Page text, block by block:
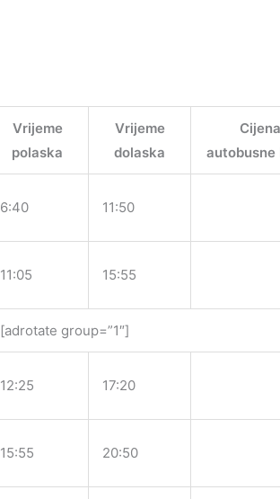
Vrijeme
polaska
Vrijeme
dolaska
Cijena
autobusne
6:40 11:50
11:05 15:55
[adrotate group=”1″]
12:25 17:20
15:55 20:50